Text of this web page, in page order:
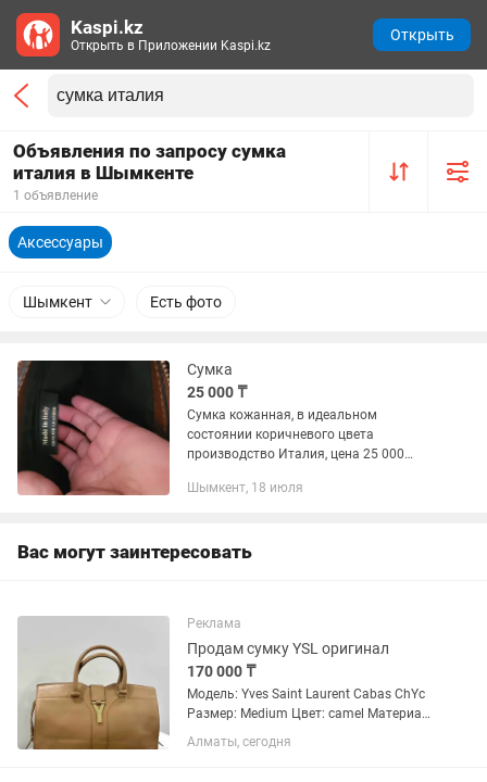
Объявления по запросу сумка
италия в Шымкенте
1 объявление
Аксессуары
Шымкент Есть фото
Сумка
25 000 ₸
Сумка кожанная, в идеальном
состоянии коричневого цвета
производство Италия, цена 25 000
Шымкент, 18 июля
Вас могут заинтересовать
Реклама
Продам сумку YSL оригинал
170 000 ₸
Модель: Yves Saint Laurent Cabas ChYc
Размер: Medium Цвет: camel Материал:
гладкая телячья кожа (calfskin leather),
фурнитура под матовое золото
Алматы, сегодня
Kaspi.kz
Открыть в Приложении Kaspi.kz
Открыть